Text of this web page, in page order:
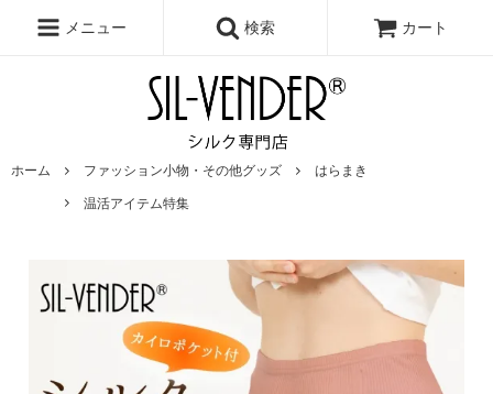
メニュー 検索 カート
ホーム ファッション小物・その他グッズ
はらまき
温活アイテム特集